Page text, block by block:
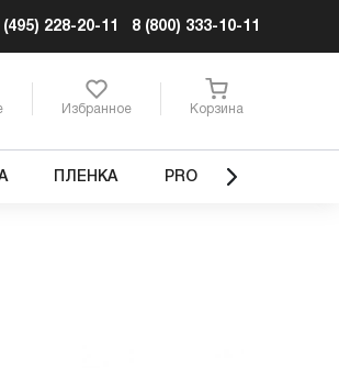
(495) 228-20-11 8 (800) 333-10-11
Избранное Корзина
ПЛЕНКА PRO